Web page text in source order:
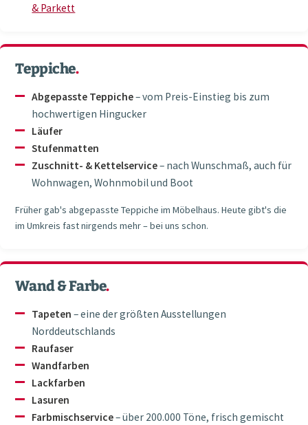
& Parkett
Teppiche.
Abgepasste Teppiche– vom Preis-Einstieg bis zum
hochwertigen Hingucker
Läufer
Stufenmatten
Zuschnitt- & Kettelservice– nach Wunschmaß, auch für
Wohnwagen, Wohnmobil und Boot
Früher gab's abgepasste Teppiche im Möbelhaus. Heute gibt's die
im Umkreis fast nirgends mehr – bei uns schon.
Wand & Farbe.
Tapeten – eine der größten Ausstellungen
Norddeutschlands
Raufaser
Wandfarben
Lackfarben
Lasuren
Farbmischservice– über 200.000 Töne, frisch gemischt